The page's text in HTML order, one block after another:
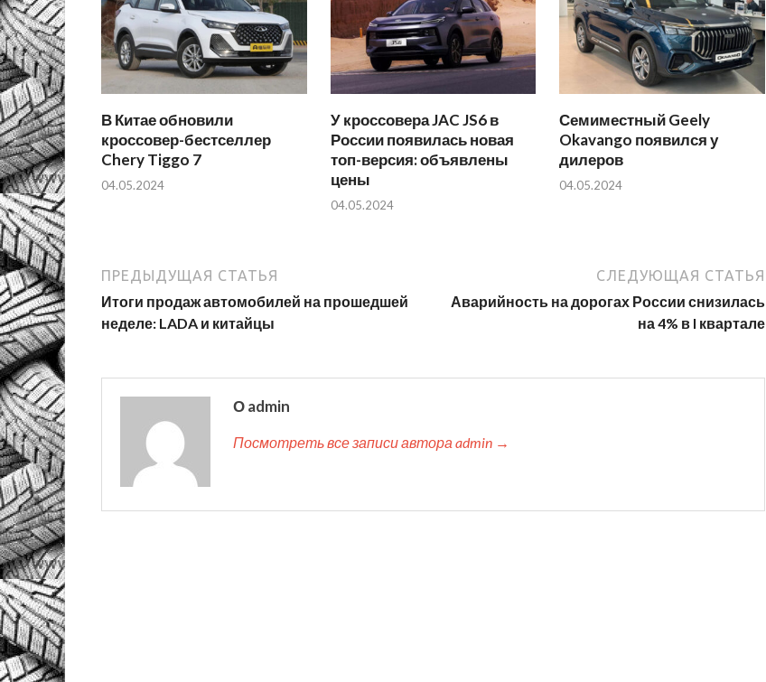
В Китае обновили
кроссовер-бестселлер
Chery Tiggo 7
04.05.2024
У кроссовера JAC JS6 в
России появилась новая
топ-версия: объявлены
цены
04.05.2024
Семиместный Geely
Okavango появился у
дилеров
04.05.2024
ПРЕДЫДУЩАЯ СТАТЬЯ
Итоги продаж автомобилей на прошедшей
неделе: LADA и китайцы
СЛЕДУЮЩАЯ СТАТЬЯ
Аварийность на дорогах России снизилась
на 4% в I квартале
О admin
Посмотреть все записи автора admin →